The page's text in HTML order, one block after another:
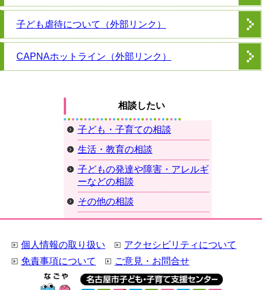
子ども虐待について（外部リンク）
CAPNAホットライン（外部リンク）
相談したい
子ども・子育ての相談
生活・教育の相談
子どもの発達や障害・アレルギ
ーなどの相談
その他の相談
個人情報の取り扱い
アクセシビリティについて
免責事項について
ご意見・お問合せ